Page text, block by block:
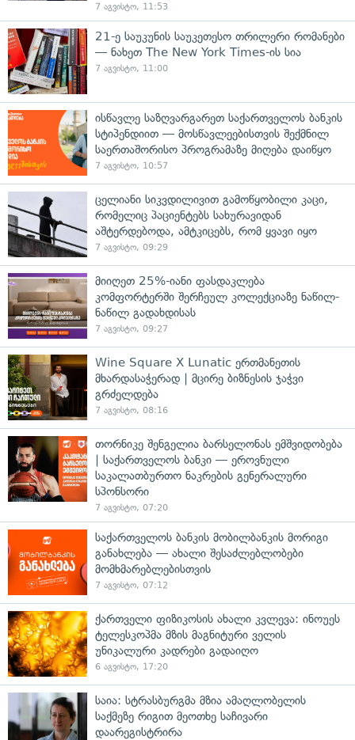
7 აგვისტო, 11:53
21-ე საუკუნის საუკეთესო თრილერი რომანები
— ნახეთ The New York Times-ის სია
7 აგვისტო, 11:00
ისწავლე საზღვარგარეთ საქართველოს ბანკის
სტიპენდიით — მოსწავლეებისთვის შექმნილ
საერთაშორისო პროგრამაზე მიღება დაიწყო
7 აგვისტო, 10:57
ცელიანი სიკვდილივით გამოწყობილი კაცი,
რომელიც პაციენტებს სახურავიდან
აშტერდებოდა, ამტკიცებს, რომ ყვავი იყო
7 აგვისტო, 09:29
მიიღეთ 25%-იანი ფასდაკლება
კომფორტერში შერჩეულ კოლექციაზე ნაწილ-
ნაწილ გადახდისას
7 აგვისტო, 09:27
Wine Square X Lunatic ერთმანეთის
მხარდასაჭერად | მცირე ბიზნესის ჯაჭვი
გრძელდება
7 აგვისტო, 08:16
თორნიკე შენგელია ბარსელონას ემშვიდობება
| საქართველოს ბანკი — ეროვნული
საკალათბურთო ნაკრების გენერალური
სპონსორი
7 აგვისტო, 07:20
საქართველოს ბანკის მობილბანკის მორიგი
განახლება — ახალი შესაძლებლობები
მომხმარებლებისთვის
7 აგვისტო, 07:12
ქართველი ფიზიკოსის ახალი კვლევა: ინოუეს
ტელესკოპმა მზის მაგნიტური ველის
უნიკალური კადრები გადაიღო
6 აგვისტო, 17:20
საია: სტრასბურგმა მზია ამაღლობელის
საქმეზე რიგით მეოთხე საჩივარი
დაარეგისტრირა